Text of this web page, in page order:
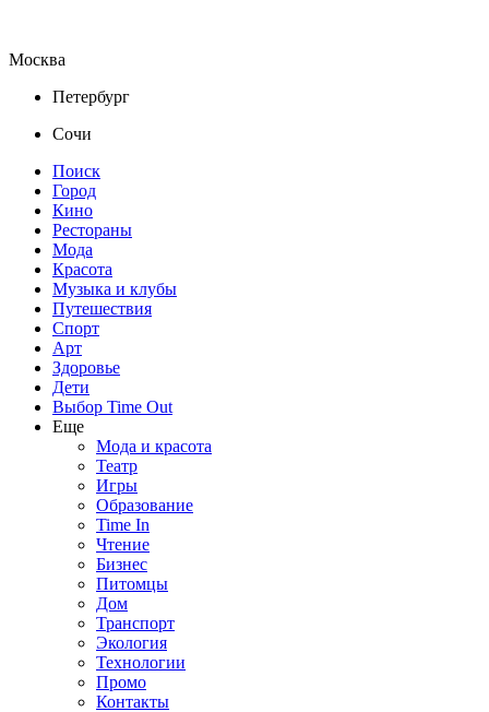
Москва
Петербург
Сочи
Поиск
Город
Кино
Рестораны
Мода
Красота
Музыка и клубы
Путешествия
Спорт
Арт
Здоровье
Дети
Выбор Time Out
Еще
Мода и красота
Театр
Игры
Образование
Time In
Чтение
Бизнес
Питомцы
Дом
Транспорт
Экология
Технологии
Промо
Контакты